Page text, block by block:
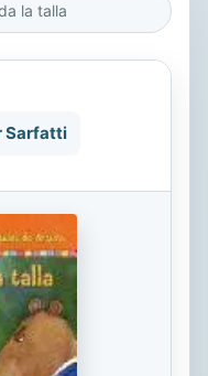
la talla
Sarfatti